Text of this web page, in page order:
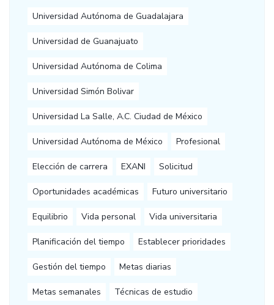
Universidad Autónoma de Guadalajara
Universidad de Guanajuato
Universidad Autónoma de Colima
Universidad Simón Bolivar
Universidad La Salle, A.C. Ciudad de México
Universidad Autónoma de México Profesional
Elección de carrera EXANI Solicitud
Oportunidades académicas Futuro universitario
Equilibrio Vida personal Vida universitaria
Planificación del tiempo Establecer prioridades
Gestión del tiempo Metas diarias
Metas semanales Técnicas de estudio